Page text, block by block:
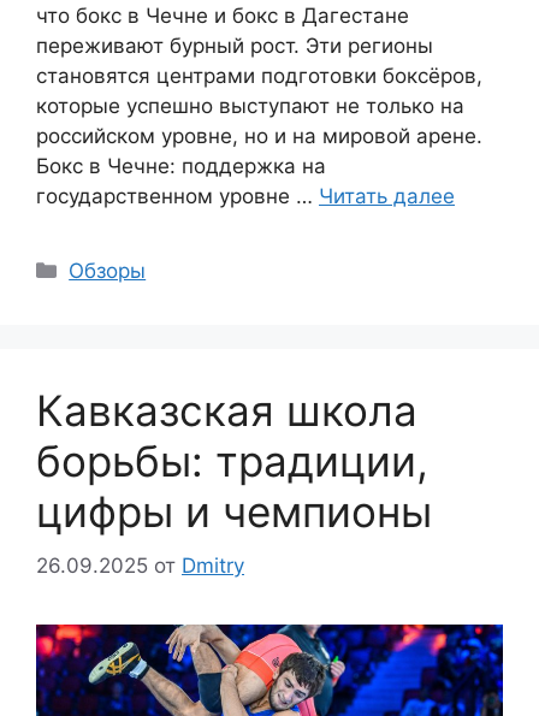
что бокс в Чечне и бокс в Дагестане
переживают бурный рост. Эти регионы
становятся центрами подготовки боксёров,
которые успешно выступают не только на
российском уровне, но и на мировой арене.
Бокс в Чечне: поддержка на
государственном уровне … Читать далее
Рубрики
Обзоры
Кавказская школа
борьбы: традиции,
цифры и чемпионы
26.09.2025 от Dmitry